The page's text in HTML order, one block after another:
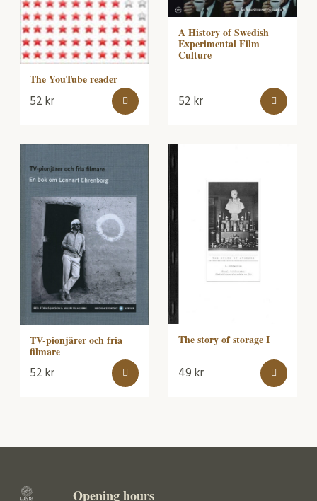
The YouTube reader
52kr
A History of Swedish
Experimental Film
Culture
52kr
TV-pionjärer och fria
filmare
52kr
The story of storage I
49kr
Opening hours